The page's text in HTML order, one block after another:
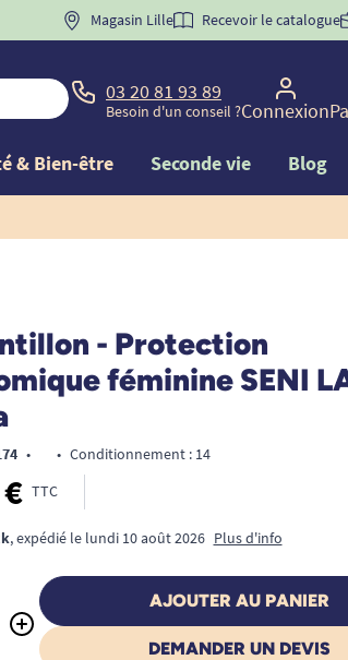
BIENVENUE" pourla 1ère commande
Magasin Lille Recevoir le catalogue
03 20 81 93 89
Besoin d'un conseil ?Connexion
& Bien-être Seconde vie Blog
- Protection
féminine SENI
• • Conditionnement : 14
TTC
, expédié le lundi 10 août 2026 Plus d'info
+
AJOUTER AU PANIER
DEMANDER UN DEVIS